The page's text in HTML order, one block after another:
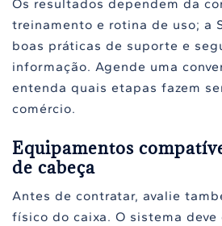
Os resultados dependem da
treinamento e rotina de uso; a
boas práticas de suporte e
informação. Agende uma
entenda quais etapas fazem
comércio.
Equipamentos
de cabeça
Antes de contratar, avalie
físico do caixa. O sistema deve